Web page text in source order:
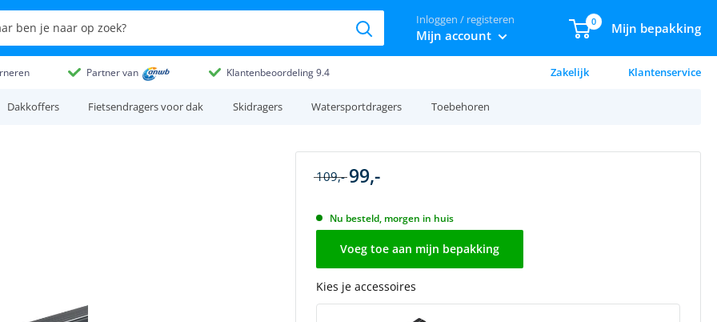
Inloggen / registeren
Mijn account
0 Mijn bepakking
Partner van Klantenbeoordeling 9.4 Zakelijk Klantenservice
Dakkoffers Fietsendragers voor dak Skidragers Watersportdragers Toebehoren
109,- 99,-
Nu besteld, morgen in huis
Voeg toe aan mijn bepakking
Kies je accessoires